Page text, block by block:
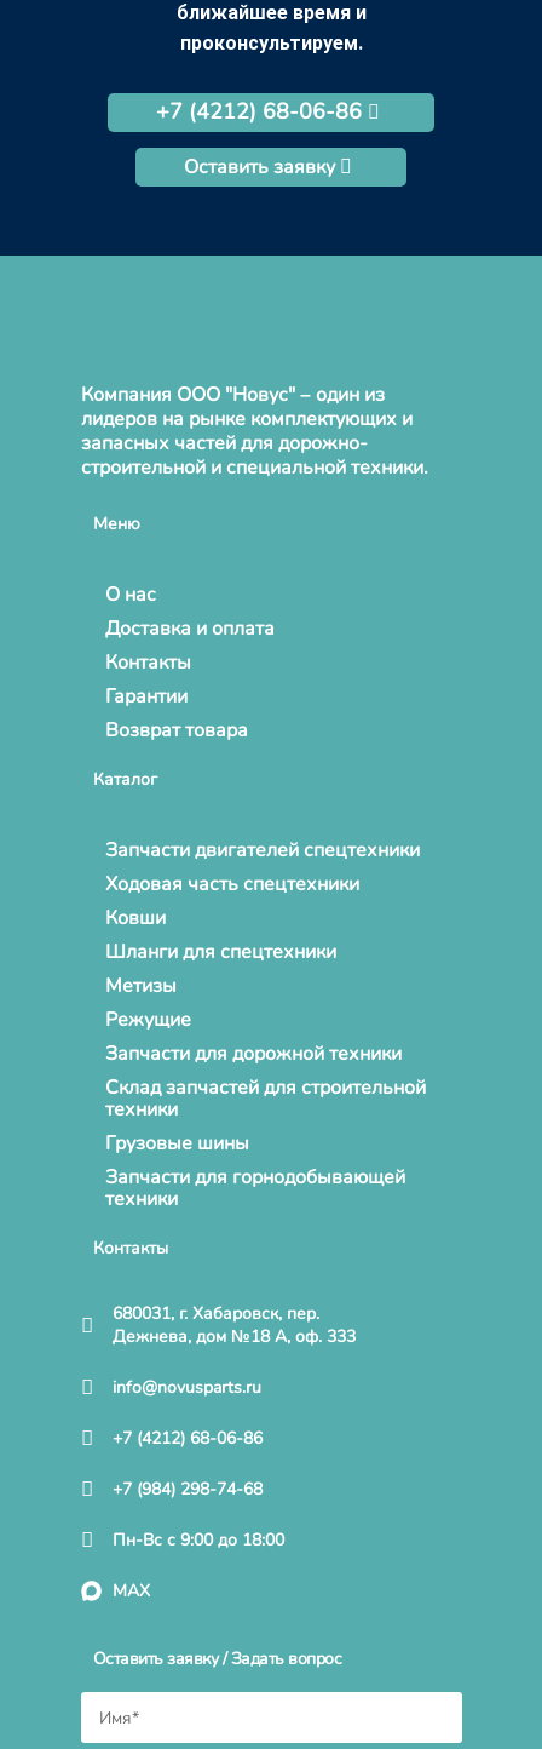
ближайшее время и
проконсультируем.
+7 (4212) 68-06-86
Оставить заявку
Компания ООО "Новус" – один из
лидеров на рынке комплектующих и
запасных частей для дорожно-
строительной и специальной техники.
Меню
О нас
Доставка и оплата
Контакты
Гарантии
Возврат товара
Каталог
Запчасти двигателей спецтехники
Ходовая часть спецтехники
Ковши
Шланги для спецтехники
Метизы
Режущие
Запчасти для дорожной техники
Склад запчастей для строительной
техники
Грузовые шины
Запчасти для горнодобывающей
техники
Контакты
680031, г. Хабаровск, пер.
Дежнева, дом №18 А, оф. 333
info@novusparts.ru
+7 (4212) 68-06-86
+7 (984) 298-74-68
Пн-Вс с 9:00 до 18:00
MAX
Оставить заявку / Задать вопрос